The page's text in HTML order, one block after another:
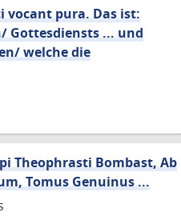
vocant pura. Das ist:
Gottesdiensts ... und
welche die
Theophrasti Bombast, Ab
Tomus Genuinus ...